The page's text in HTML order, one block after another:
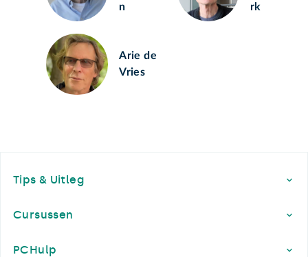
n
rk
Arie de
Vries
Tips & Uitleg
Cursussen
PCHulp